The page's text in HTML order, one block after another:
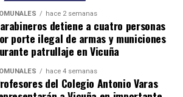
hace 2 semanas
detiene a cuatro personas
porte ilegal de armas y municiones
patrullaje en Vicuña
hace 4 semanas
del Colegio Antonio Varas